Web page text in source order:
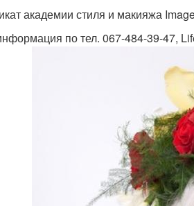
академии стиля и макияжа
по тел. 067-484-39-47,